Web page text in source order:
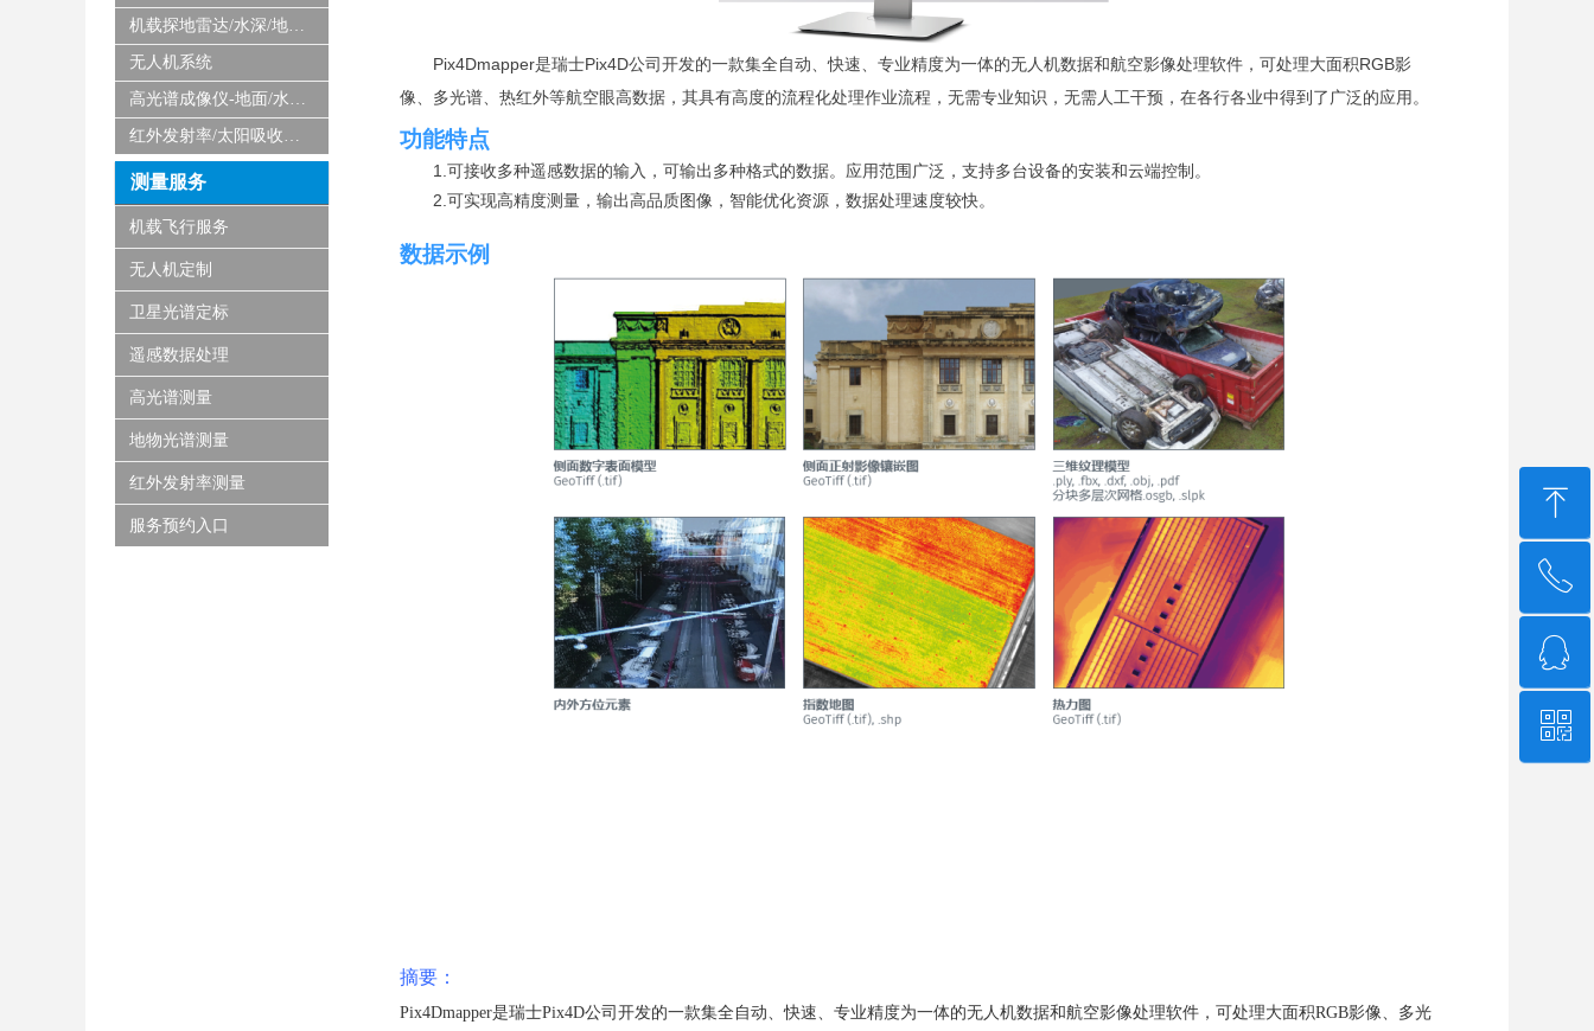
Pix4Dmapper是瑞士Pix4D公司开发的一款集全自动、快速、专业精度为一体的无人机数据和航空影像处理软件，可处理大面积RGB影像、多光
Pix4Dmapper是瑞士Pix4D公司开发的一款集全自动、快速、专业精度为一体的无人机数据和航空影像处理软件，可处理大面积RGB影
像、多光谱、热红外等航空眼高数据，其具有高度的流程化处理作业流程，无需专业知识，无需人工干预，在各行各业中得到了广泛的应用。
功能特点
1.可接收多种遥感数据的输入，可输出多种格式的数据。应用范围广泛，支持多台设备的安装和云端控制。
2.可实现高精度测量，输出高品质图像，智能优化资源，数据处理速度较快。
数据示例
机载探地雷达/水深/地磁/微波/SAR
无人机系统
高光谱成像仪-地面/水下/实验室显微
红外发射率/太阳吸收比测量仪
机载飞行服务
无人机定制
卫星光谱定标
遥感数据处理
高光谱测量
地物光谱测量
红外发射率测量
服务预约入口
测量服务
摘要：
ꁸ
回到顶部
ꂅ
ꁗ
QQ客服
ꀥ